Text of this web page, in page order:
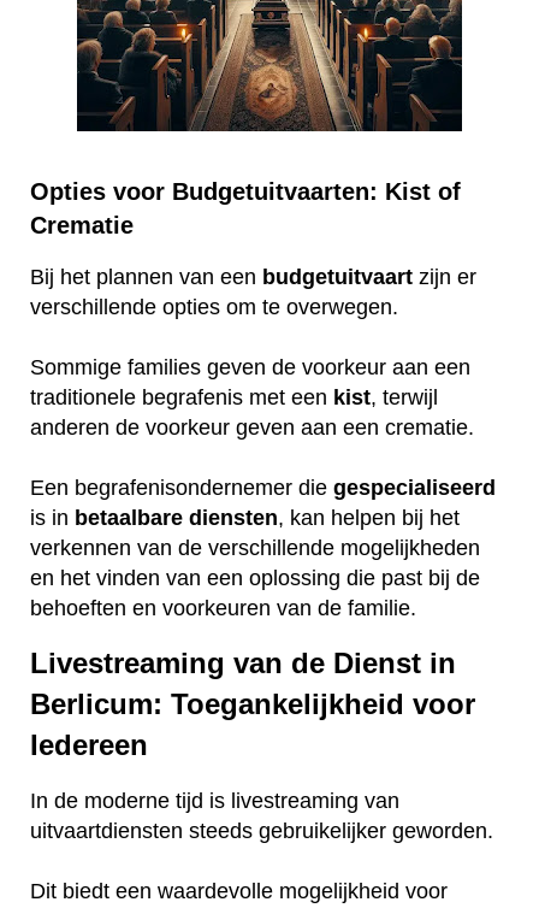
Opties voor Budgetuitvaarten: Kist of
Crematie
Bij het plannen van een budgetuitvaart zijn er
verschillende opties om te overwegen.
Sommige families geven de voorkeur aan een
traditionele begrafenis met een kist, terwijl
anderen de voorkeur geven aan een crematie.
Een begrafenisondernemer die gespecialiseerd
is in betaalbare diensten, kan helpen bij het
verkennen van de verschillende mogelijkheden
en het vinden van een oplossing die past bij de
behoeften en voorkeuren van de familie.
Livestreaming van de Dienst in
Berlicum: Toegankelijkheid voor
Iedereen
In de moderne tijd is livestreaming van
uitvaartdiensten steeds gebruikelijker geworden.
Dit biedt een waardevolle mogelijkheid voor